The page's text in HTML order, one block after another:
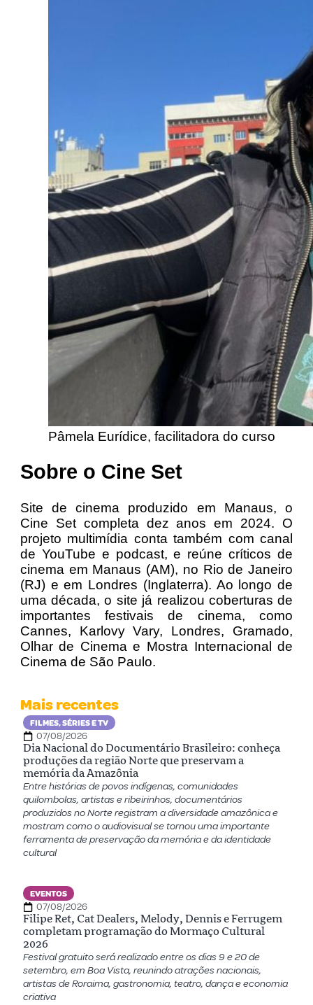
Pâmela Eurídice, facilitadora do curso
Sobre o Cine Set
Site de cinema produzido em Manaus, o
Cine Set completa dez anos em 2024. O
projeto multimídia conta também com canal
de YouTube e podcast, e reúne críticos de
cinema em Manaus (AM), no Rio de Janeiro
(RJ) e em Londres (Inglaterra). Ao longo de
uma década, o site já realizou coberturas de
importantes festivais de cinema, como
Cannes, Karlovy Vary, Londres, Gramado,
Olhar de Cinema e Mostra Internacional de
Cinema de São Paulo.
Mais recentes
FILMES, SÉRIES E TV
07/08/2026
Dia Nacional do Documentário Brasileiro: conheça
produções da região Norte que preservam a
memória da Amazônia
Entre histórias de povos indígenas, comunidades
quilombolas, artistas e ribeirinhos, documentários
produzidos no Norte registram a diversidade amazônica e
mostram como o audiovisual se tornou uma importante
ferramenta de preservação da memória e da identidade
cultural
EVENTOS
07/08/2026
Filipe Ret, Cat Dealers, Melody, Dennis e Ferrugem
completam programação do Mormaço Cultural
2026
Festival gratuito será realizado entre os dias 9 e 20 de
setembro, em Boa Vista, reunindo atrações nacionais,
artistas de Roraima, gastronomia, teatro, dança e economia
criativa